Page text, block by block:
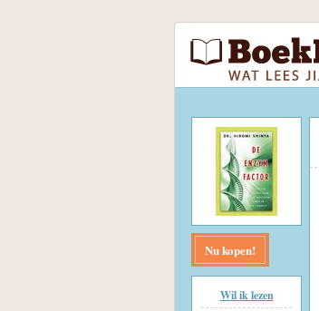
Nu kopen!
Wil ik lezen